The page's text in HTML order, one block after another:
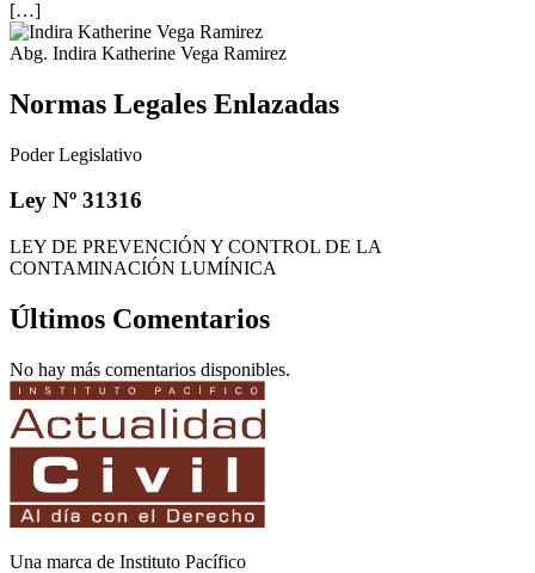
[…]
Abg. Indira Katherine Vega Ramirez
Normas Legales Enlazadas
Poder Legislativo
Ley Nº 31316
LEY DE PREVENCIÓN Y CONTROL DE LA
CONTAMINACIÓN LUMÍNICA
Últimos Comentarios
No hay más comentarios disponibles.
Una marca de Instituto Pacífico